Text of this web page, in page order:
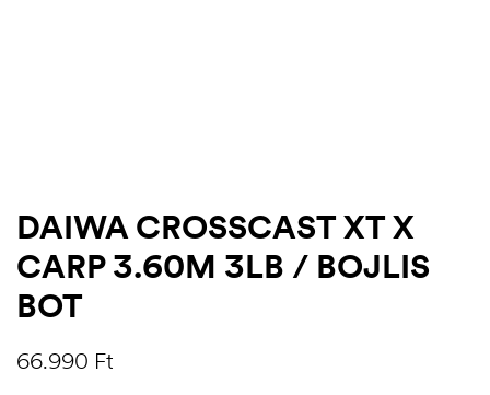
DAIWA CROSSCAST XT X
CARP 3.60M 3LB / BOJLIS
BOT
66.990 Ft